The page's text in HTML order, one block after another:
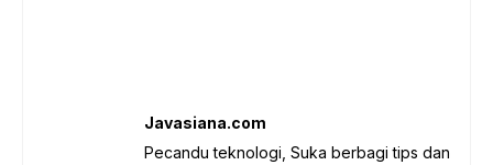
Javasiana.com
Pecandu teknologi, Suka berbagi tips dan